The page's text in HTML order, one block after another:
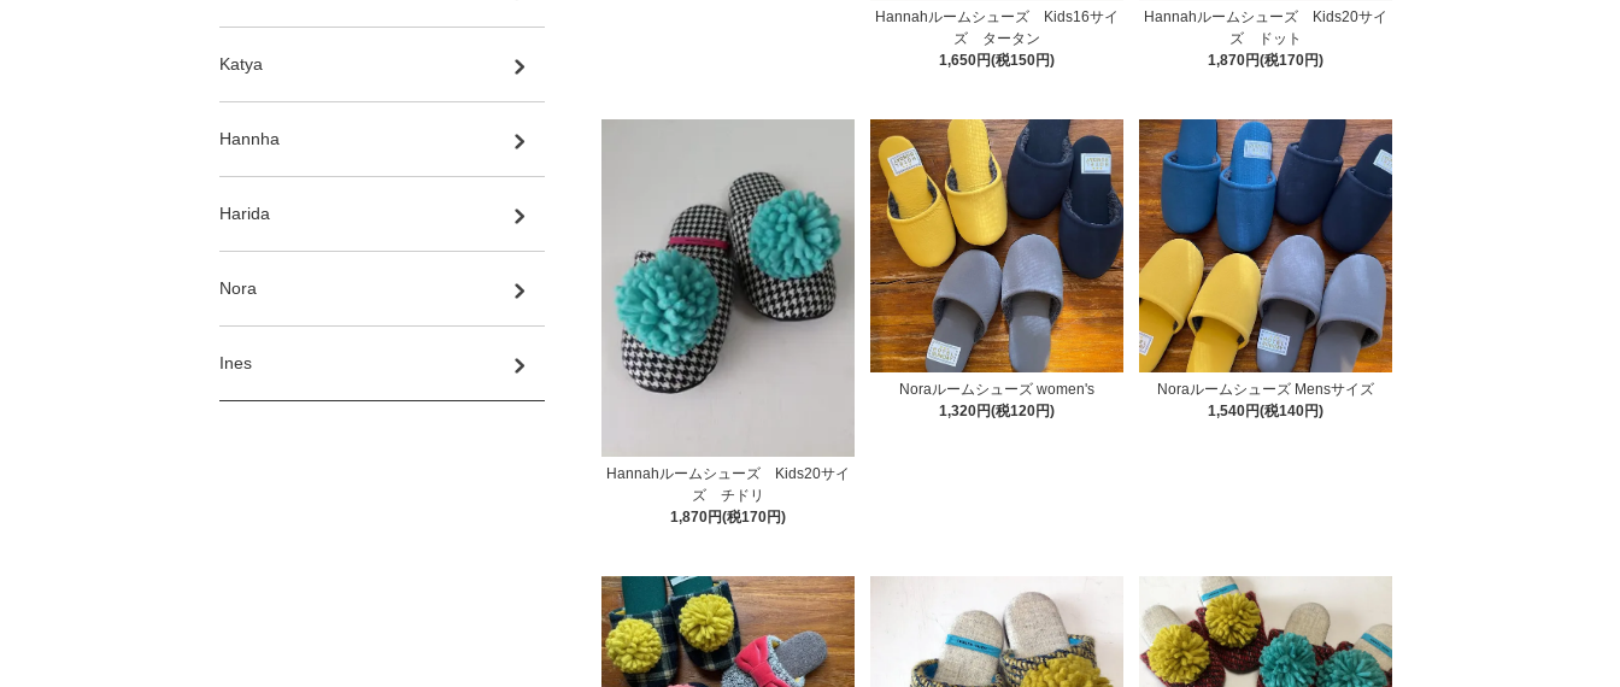
Hannahルームシューズ Kids16サイ
ズ タータン
1,650円(税150円)
Hannahルームシューズ Kids20サイ
ズ ドット
1,870円(税170円)
Hannahルームシューズ Kids20サイ
ズ チドリ
1,870円(税170円)
Noraルームシューズ women's
1,320円(税120円)
Noraルームシューズ Mensサイズ
1,540円(税140円)
Katya
Hannha
Harida
Nora
Ines